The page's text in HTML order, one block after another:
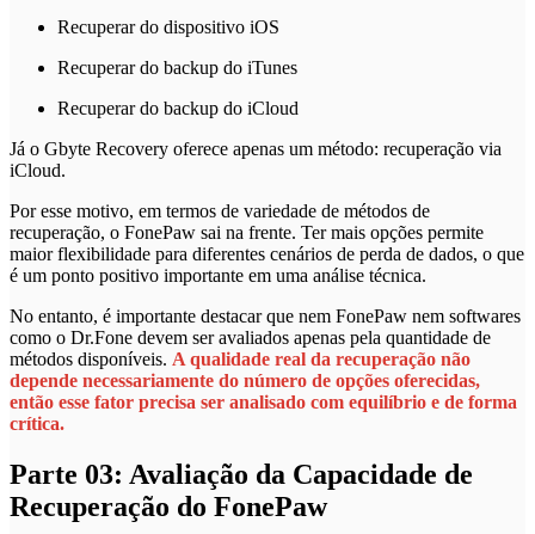
Recuperar do dispositivo iOS
Recuperar do backup do iTunes
Recuperar do backup do iCloud
Já o Gbyte Recovery oferece apenas um método: recuperação via
iCloud.
Por esse motivo, em termos de variedade de métodos de
recuperação, o FonePaw sai na frente. Ter mais opções permite
maior flexibilidade para diferentes cenários de perda de dados, o que
é um ponto positivo importante em uma análise técnica.
No entanto, é importante destacar que nem FonePaw nem softwares
como o Dr.Fone devem ser avaliados apenas pela quantidade de
métodos disponíveis. A qualidade real da recuperação não
depende necessariamente do número de opções oferecidas,
então esse fator precisa ser analisado com equilíbrio e de forma
crítica.
Parte 03: Avaliação da Capacidade de
Recuperação do FonePaw